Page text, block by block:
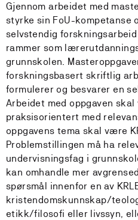
Gjennom arbeidet med
styrke sin FoU-kompetanse
selvstendig
rammer som
grunnskolen.
forskningsbasert skriftlig
formulerer og besvarer en
Arbeidet med oppgaven
praksisorientert med
oppgavens tema skal være
Problemstillingen må ha
undervisningsfag i
kan omhandle mer
spørsmål innenfor en av
kristendomskunnskap/
etikk/filosofi eller livssyn,